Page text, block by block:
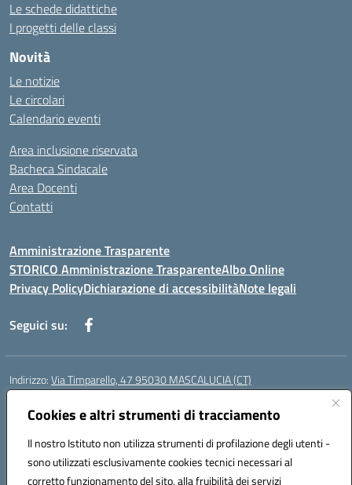
Cookies e altri strumenti di tracciamento
Il nostro Istituto non utilizza strumenti di profilazione degli utenti -
sono utilizzati esclusivamente cookies tecnici necessari al
corretto funzionamento del sito, alla fruibilità dei servizi
Le schede didattiche
I progetti delle classi
Novità
Le notizie
Le circolari
Calendario eventi
Area inclusione riservata
Bacheca Sindacale
Area Docenti
Contatti
Amministrazione Trasparente
STORICO Amministrazione TrasparenteAlbo Online
Privacy PolicyDichiarazione di accessibilitàNote legali
Seguici su:
Indirizzo:Via Timparello, 47 95030 MASCALUCIA (CT)
Centralino:
Posta elettronica certificata (PEC):ctic8bc002@pec.istruzione.it
Codice fiscale: 93238350875
Codice meccanografico:ctic8bc002
Codice Indice delle Pubbliche Amministrazioni (IPA): istsc_ctic8bc002